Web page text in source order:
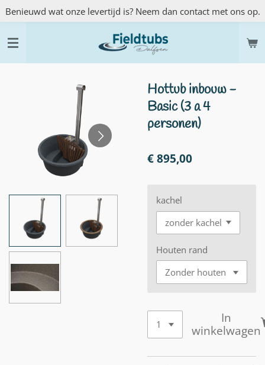
Ga
direct
naar
de
hoofdinhoud
Benieuwd wat onze levertijd is? Neem dan contact met ons op.
Hottub inbouw -
Basic (3 a 4
personen)
€ 895,00
kachel
Houten rand
In
winkelwagen